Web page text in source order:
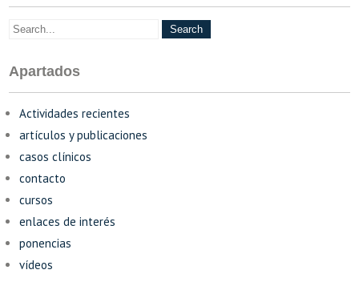
Apartados
Actividades recientes
artículos y publicaciones
casos clínicos
contacto
cursos
enlaces de interés
ponencias
vídeos